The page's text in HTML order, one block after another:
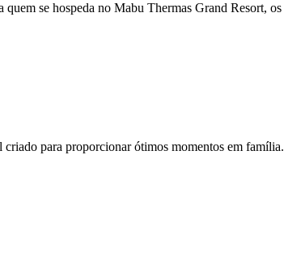
se hospeda no Mabu Thermas Grand Resort,
para proporcionar ótimos momentos em